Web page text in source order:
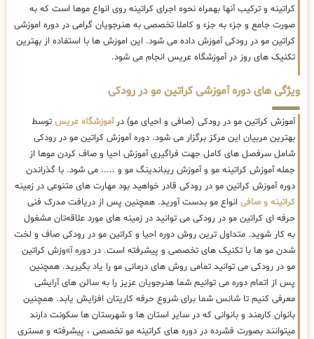
کراتینه و ترکیب آنها بهمراه نحوه اجرای کراتینه روی انواع موها است که به
صورت جامع و جزء به جزء و کاملا تخصصی به هنرجویان گرامی در دوره اموزشی
کراتین مو در رودکی آموزش داده می شود. این اموزش ها با استفاده از بهترین
تکنیک های روز در آموزشگاه عریس انجام می شود.
ویژگی های دوره آموزشی کراتین مو در رودکی
آموزش کراتین مو در رودکی (صافی و احیای مو) درآموزشگاه عریس توسط
بهترین مربیان این مرکز برگزار می شود. دوره آموزش کراتین مو در رودکی
شامل سرفصل های کامل جهت فراگیری آموزش احیا و صاف کردن موها از
جمله آموزش کراتینه مو و آموزش ریباندینگ مو و ..... می شود. با گذراندن
دوره آموزش کراتین مو در رودکی قادر خواهید بود مهارت های متنوعی در زمینه
کراتینه و صافی انواع مو بدست آورید. همچنین پس از دریافت مدرک فنی
حرفه ای کراتین مو در رودکی می توانید در زمینه های مورد علاقه‌تان مشغول
به کار شوید. متداول ترین روش دوره احیا و کراتین مو در رودکی صاف و لخت
شدن مو ها با تکنیک های تخصصی و پیشرفته است. در دوره آ»وزش کراتین
مو در رودکی می توانید تمامی روش های درمانی مو را یاد بگیرید. همچنین
پس از اتمام دوره می توانیم شما هنرجویان عزیز را به سالن های آرایشی
معرفی کنیم تا شانس شما برای شروع حرفه کاریتان افزایش یابد. همچنین
بانوان کارمند و بانوانی که در سایر استان ها و شهرستان ها سکونت دارند
میتوانند بصورت فشرده در دوره های کراتینه مو تخصصی ، پیشرفته و مستری